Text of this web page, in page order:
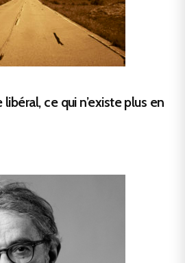
ce qui n’existe plus en